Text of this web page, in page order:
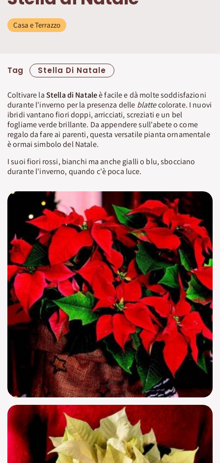
Casa e Terrazzo
Tag Stella Di Natale
Coltivare laStella di Nataleè facile e dà molte soddisfazioni
durante l'inverno per la presenza delle blattecolorate. I nuovi
ibridi vantano fiori doppi, arricciati, screziati e un bel
fogliame verde brillante. Da appendere sull'abete o come
regalo da fare ai parenti, questa versatile pianta ornamentale
è ormai simbolo del Natale.
I suoi fiori rossi, bianchi ma anche gialli o blu, sbocciano
durante l'inverno, quando c'è poca luce.